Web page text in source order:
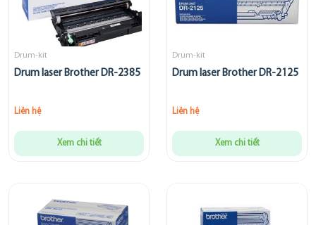
Drum-kit
Drum laser Brother DR-2385
Liên hệ
Xem chi tiết
Drum-kit
Drum laser Brother DR-2125
Liên hệ
Xem chi tiết